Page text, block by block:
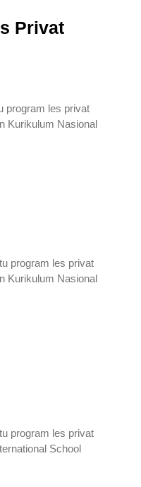
Privat
program les privat
Kurikulum Nasional
program les privat
Kurikulum Nasional
program les privat
School